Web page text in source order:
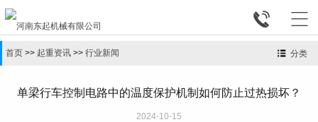


分类
首页 >> 起重资讯 >> 行业新闻
单梁行车控制电路中的温度保护机制如何防止过热损坏？
2024-10-15